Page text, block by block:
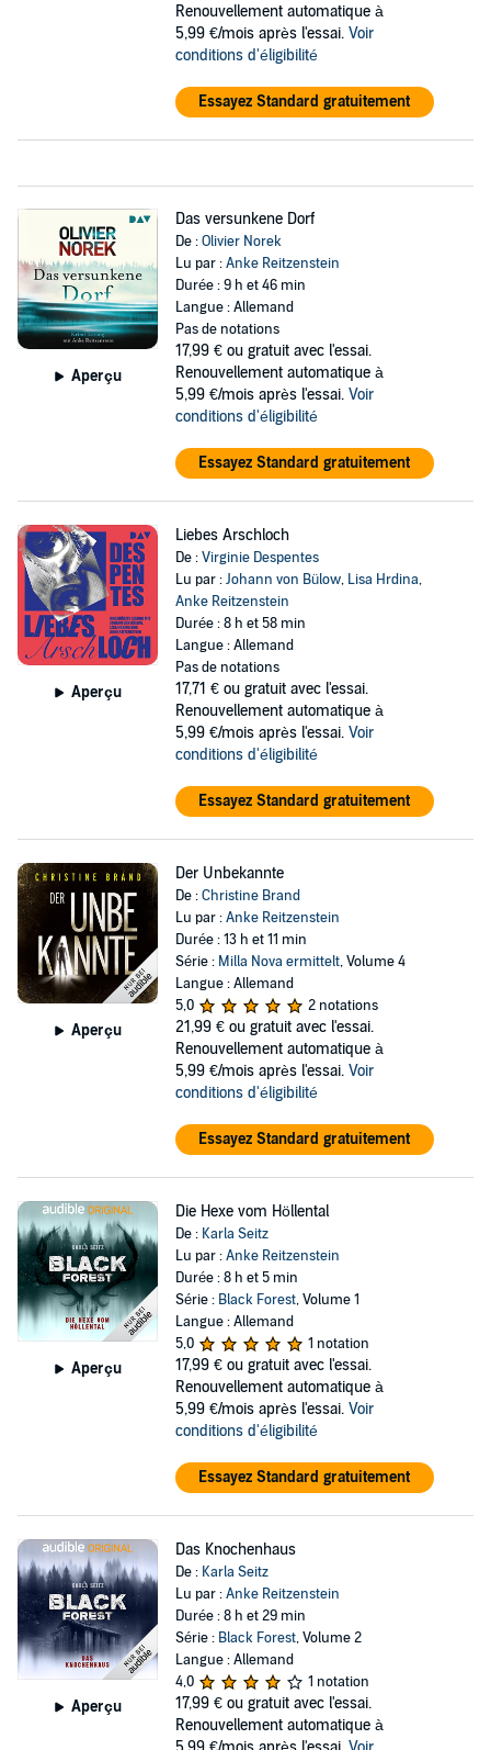
Renouvellement automatique à
5,99 €/mois après l'essai. Voir
conditions d'éligibilité
Essayez Standard gratuitement
Aperçu
Das versunkene Dorf
De :Olivier Norek
Lu par :Anke Reitzenstein
Durée : 9 h et 46 min
Langue : Allemand
Pas de notations
17,99 € ou gratuit avec l'essai.
Renouvellement automatique à
5,99 €/mois après l'essai. Voir
conditions d'éligibilité
Essayez Standard gratuitement
Aperçu
Liebes Arschloch
De :Virginie Despentes
Lu par :Johann von Bülow, Lisa Hrdina,
Anke Reitzenstein
Durée : 8 h et 58 min
Langue : Allemand
Pas de notations
17,71 € ou gratuit avec l'essai.
Renouvellement automatique à
5,99 €/mois après l'essai. Voir
conditions d'éligibilité
Essayez Standard gratuitement
Aperçu
Der Unbekannte
De :Christine Brand
Lu par :Anke Reitzenstein
Durée : 13 h et 11 min
Série : Milla Nova ermittelt, Volume 4
Langue : Allemand
5,0
2 notations
21,99 € ou gratuit avec l'essai.
Renouvellement automatique à
5,99 €/mois après l'essai. Voir
conditions d'éligibilité
Essayez Standard gratuitement
Aperçu
Die Hexe vom Höllental
De : Karla Seitz
Lu par :Anke Reitzenstein
Durée : 8 h et 5 min
Série : Black Forest, Volume 1
Langue : Allemand
5,0
1 notation
17,99 € ou gratuit avec l'essai.
Renouvellement automatique à
5,99 €/mois après l'essai. Voir
conditions d'éligibilité
Essayez Standard gratuitement
Aperçu
Das Knochenhaus
De : Karla Seitz
Lu par :Anke Reitzenstein
Durée : 8 h et 29 min
Série : Black Forest, Volume 2
Langue : Allemand
4,0
1 notation
17,99 € ou gratuit avec l'essai.
Renouvellement automatique à